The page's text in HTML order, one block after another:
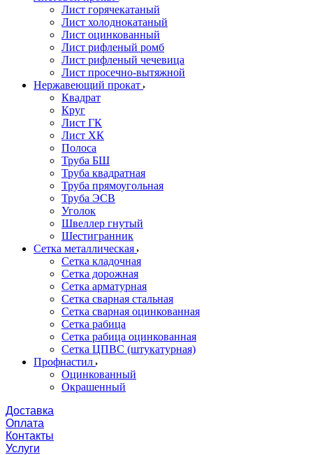
Лист горячекатаный
Лист холоднокатаный
Лист оцинкованный
Лист рифленый ромб
Лист рифленый чечевица
Лист просечно-вытяжной
Нержавеющий прокат
Квадрат
Круг
Лист ГК
Лист ХК
Полоса
Труба БШ
Труба квадратная
Труба прямоугольная
Труба ЭСВ
Уголок
Швеллер гнутый
Шестигранник
Сетка металлическая
Сетка кладочная
Сетка дорожная
Сетка арматурная
Сетка сварная стальная
Сетка сварная оцинкованная
Сетка рабица
Сетка рабица оцинкованная
Сетка ЦПВС (штукатурная)
Профнастил
Оцинкованный
Окрашенный
Доставка
Оплата
Контакты
Услуги